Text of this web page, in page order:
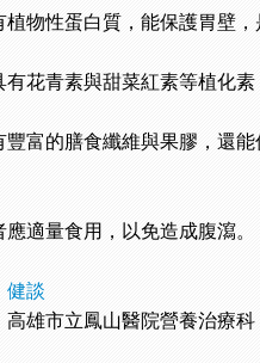
植物性蛋白質，能保護胃壁
有花青素與甜菜紅素等植化素
豐富的膳食纖維與果膠，還
適量食用，以免造成腹瀉。
健談
高雄市立鳳山醫院營養治療